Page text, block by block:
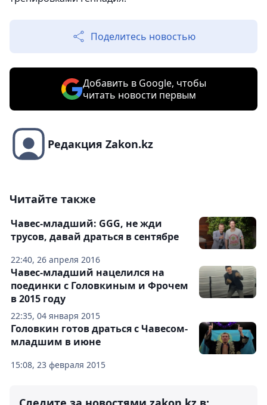
Поделитесь новостью
Добавить в Google, чтобы
читать новости первым
Редакция Zakon.kz
Читайте также
22:40, 26 апреля 2016
Чавес-младший: GGG, не жди
трусов, давай драться в сентябре
22:35, 04 января 2015
Чавес-младший нацелился на
поединки с Головкиным и Фрочем
в 2015 году
15:08, 23 февраля 2015
Головкин готов драться с Чавесом-
младшим в июне